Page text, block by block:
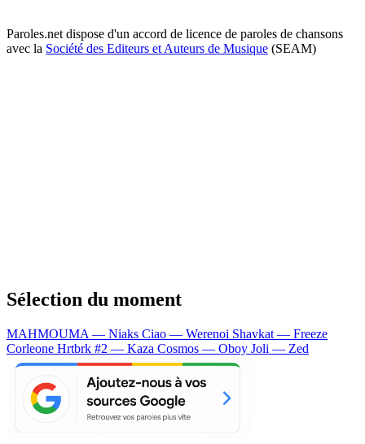
Paroles.net dispose d'un accord de licence de paroles de chansons
avec la Société des Editeurs et Auteurs de Musique (SEAM)
Sélection du moment
MAHMOUMA — Niaks Ciao — Werenoi Shavkat — Freeze
Corleone Hrtbrk #2 — Kaza Cosmos — Oboy Joli — Zed